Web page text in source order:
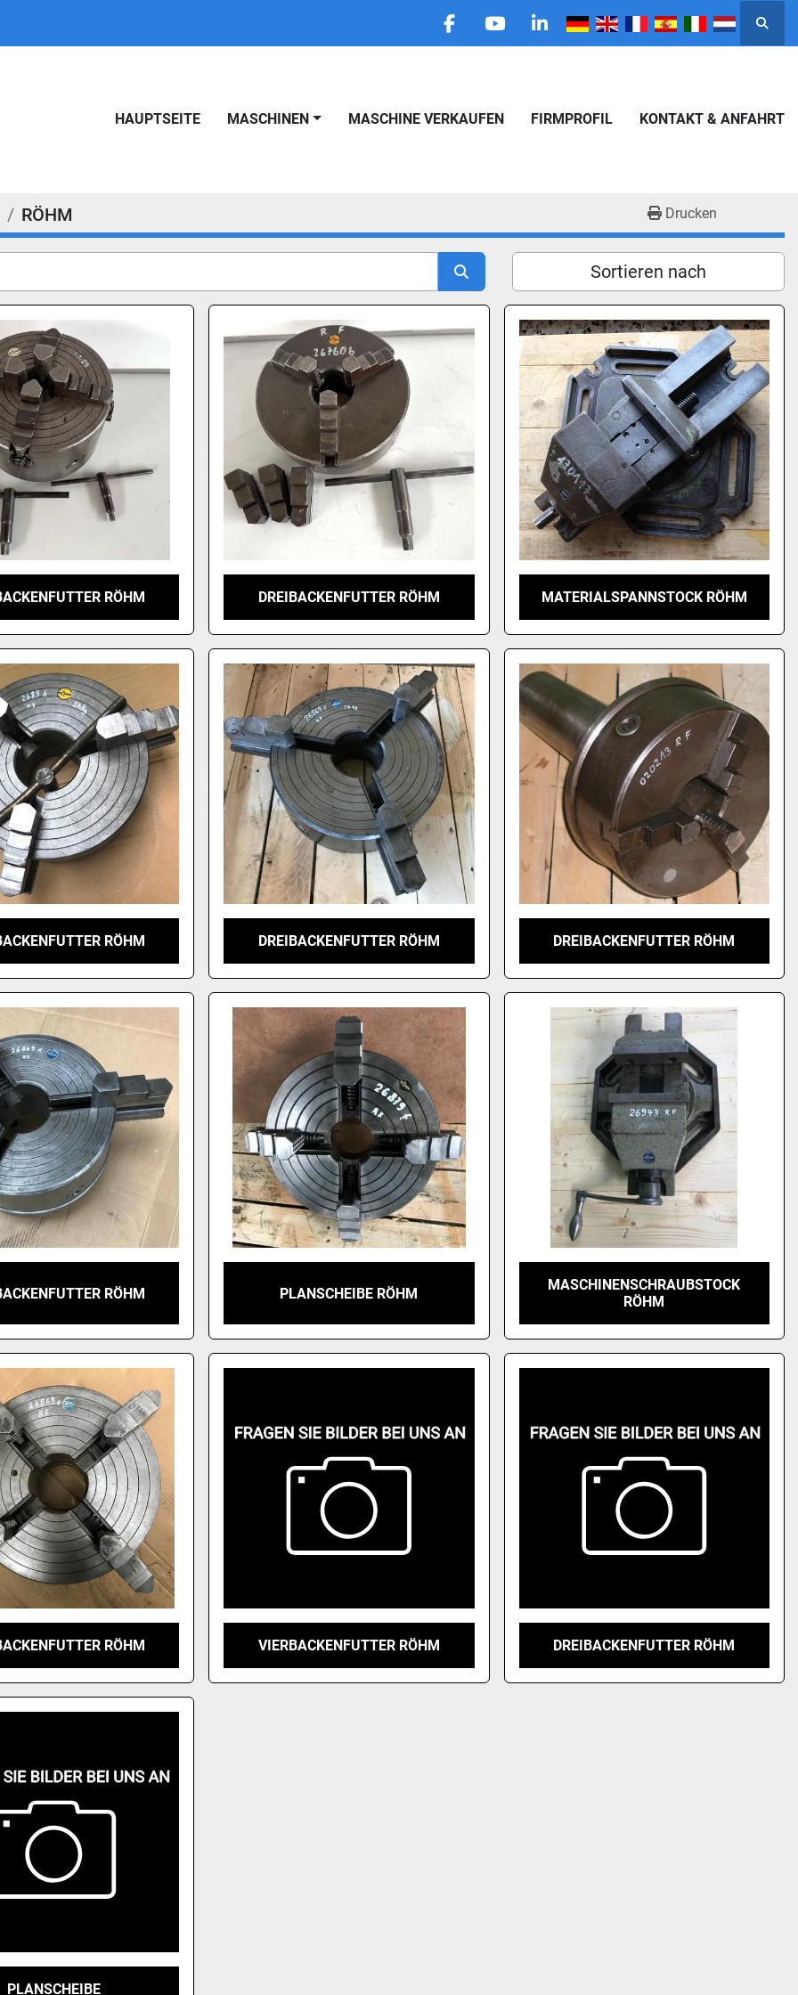
facebookyoutubelinkedin Suche
HAUPTSEITE MASCHINEN MASCHINE VERKAUFEN FIRMPROFIL KONTAKT & ANFAHRT
RÖHM Drucken
Sortieren nach
RÖHM DREIBACKENFUTTER RÖHM MATERIALSPANNSTOCK RÖHM
RÖHM DREIBACKENFUTTER RÖHM DREIBACKENFUTTER RÖHM
RÖHM PLANSCHEIBE RÖHM
MASCHINENSCHRAUBSTOCK
RÖHM
RÖHM VIERBACKENFUTTER RÖHM DREIBACKENFUTTER RÖHM
PLANSCHEIBE